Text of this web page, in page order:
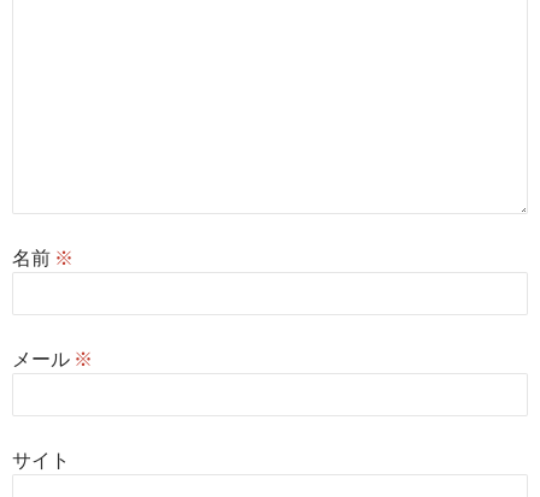
名前 ※
メール ※
サイト